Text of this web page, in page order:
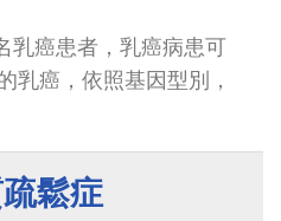
乳癌患者，乳癌病患可
乳癌，依照基因型別，
鬆症